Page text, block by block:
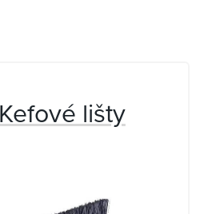
Kefové lišty